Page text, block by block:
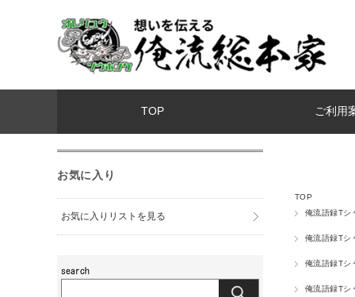
TOP ご利用
TOP
俺流語録Tシ
俺流語録Tシ
俺流語録Tシ
俺流語録Tシ
お気に入り
お気に入りリストを見る